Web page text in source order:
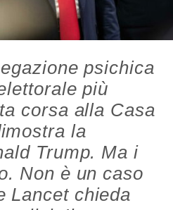
psichica
più
corsa alla Casa
la
Trump. Ma i
Non è un caso
Lancet chieda